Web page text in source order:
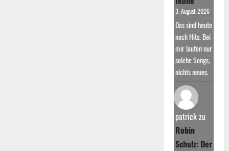
3. August 2026
Das sind heute
noch Hits. Bei
mir laufen nur
solche Songs,
nichts neues.
patrickzu
Robin
Schulz: Der